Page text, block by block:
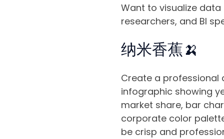
Want to visualize
researchers, and BI
纳米香蕉🍌
Create a professional
infographic showing
market share, bar
corporate color
be crisp and